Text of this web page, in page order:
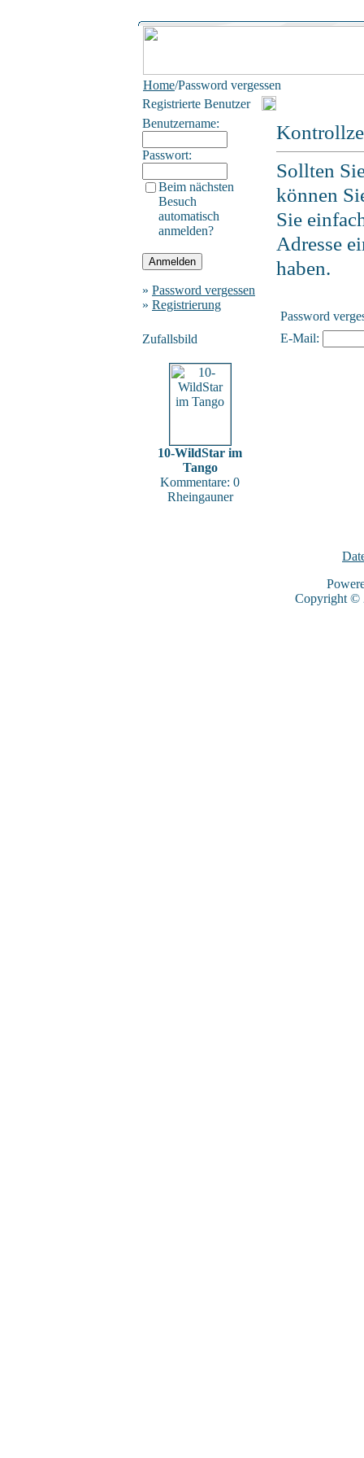
Home/Password vergessen
Registrierte Benutzer
Benutzername:
Passwort:
Beim nächsten
Besuch
automatisch
anmelden?
» Password vergessen
» Registrierung
Zufallsbild
10-WildStar im
Tango
Kommentare: 0
Rheingauner
Sollten
können
Sie
Adresse
haben.
Password
E-Mail:
Copyright ©